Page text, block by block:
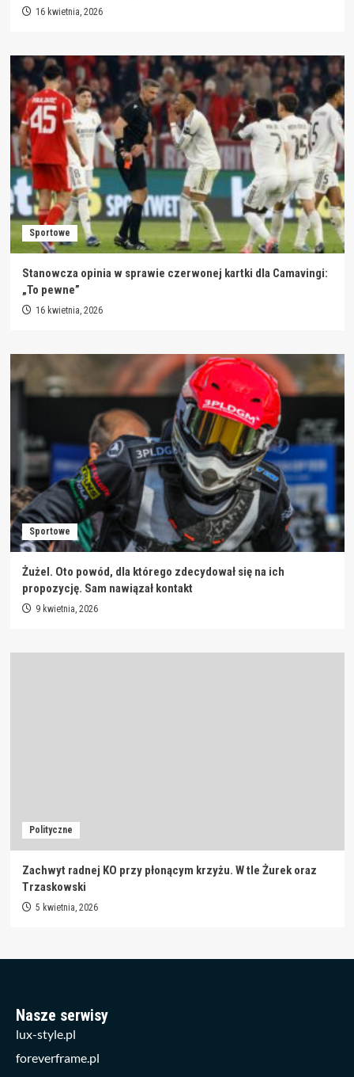
16 kwietnia, 2026
Sportowe
Stanowcza opinia w sprawie czerwonej kartki dla Camavingi:
„To pewne”
16 kwietnia, 2026
Sportowe
Żużel. Oto powód, dla którego zdecydował się na ich
propozycję. Sam nawiązał kontakt
9 kwietnia, 2026
Polityczne
Zachwyt radnej KO przy płonącym krzyżu. W tle Żurek oraz
Trzaskowski
5 kwietnia, 2026
Nasze serwisy
lux-style.pl
foreverframe.pl